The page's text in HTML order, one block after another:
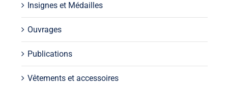
Insignes et Médailles
Ouvrages
Publications
Vêtements et accessoires